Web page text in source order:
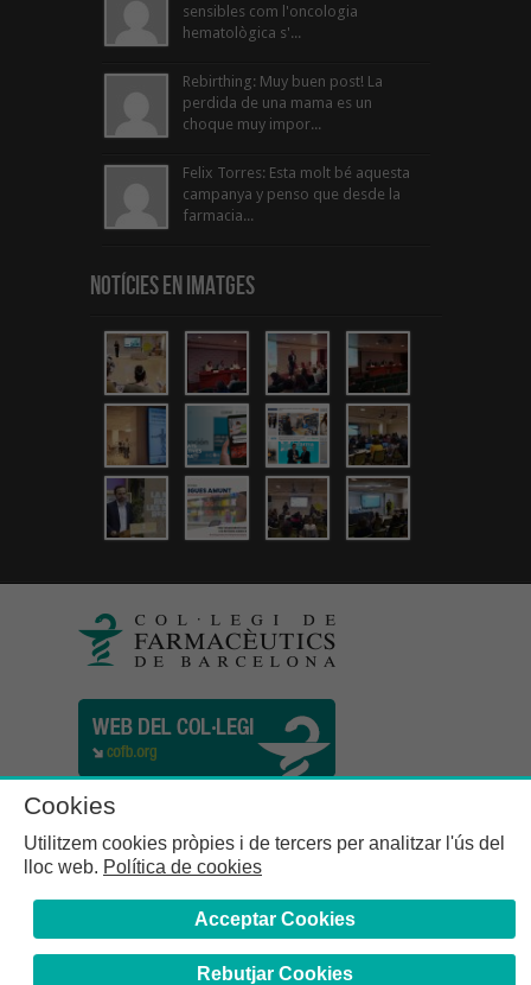
sensibles com l'oncologia
hematològica s'...
Rebirthing: Muy buen post! La
perdida de una mama es un
choque muy impor...
Felix Torres: Esta molt bé aquesta
campanya y penso que desde la
farmacia...
Notícies en Imatges
Cookies
Utilitzem cookies pròpies i de tercers per analitzar l'ús del
lloc web. Política de cookies
Acceptar Cookies
Rebutjar Cookies